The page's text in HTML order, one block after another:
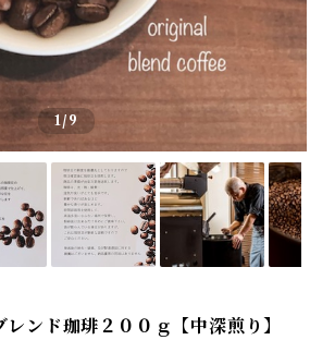
1/9
ンド珈琲２００ｇ【中深煎り】